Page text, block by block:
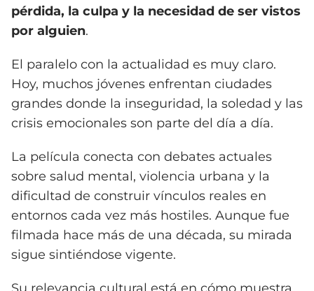
pérdida, la culpa y la necesidad de ser vistos
por alguien.
El paralelo con la actualidad es muy claro.
Hoy, muchos jóvenes enfrentan ciudades
grandes donde la inseguridad, la soledad y las
crisis emocionales son parte del día a día.
La película conecta con debates actuales
sobre salud mental, violencia urbana y la
dificultad de construir vínculos reales en
entornos cada vez más hostiles. Aunque fue
filmada hace más de una década, su mirada
sigue sintiéndose vigente.